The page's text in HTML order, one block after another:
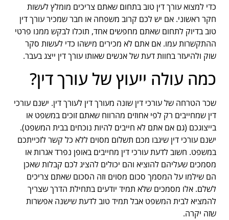
כדי למצוא עורך דין טוב בתחום שאתם צריכים מומלץ לעשות
חקר ראשוני. אם יש לכם קרוב משפחה או חבר שמכיר עורך דין
טוב בדיוק לתחום שאתם מחפשים אחד, תוכלו לבקש ממנו פרטי
ההתקשרות עמו. אם אתם לא מכירים מישהו כדי לעשות סקר
שוק ולהיעזר בחוות דעת של אנשים שאותו עורך דין ייצג בעבר.
כמה עולה ייעוץ של עורך דין?
שכר הטרחה של עורכי דין שונה מעורך דין לעורך דין. ישנם עורכי
דין שמחייבים רק לפי אחוזים מהרווח שאתם זוכים במשפט או
בייצוגכם (גם אם אתם לא חייבים להיות נוכחים בבית המשפט).
ישנם עורכי דין שיגבו מכם תשלום מסוים ללא כל קשר לזכייתכם
במשפט. חשוב לדעת עורכי דין מחייבים באופן נפרד אגרות או
מסמכים שעליהם להוציא והם יכולים להציג לכם קבלות שאכן
הם שילמו על המסמך סכום מסוים וזה הסכום שאתם צריכים
לשלם. אלו מסמכים שלא תמיד יודעים בתחילת הדרך שצריך
להמציא לבית המשפט אבל תמיד טוב לדעת שישנה אפשרות
שזה יקרה.